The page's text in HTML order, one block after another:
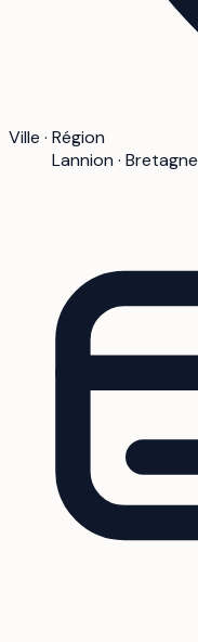
Ville · Région
Lannion · Bretagne